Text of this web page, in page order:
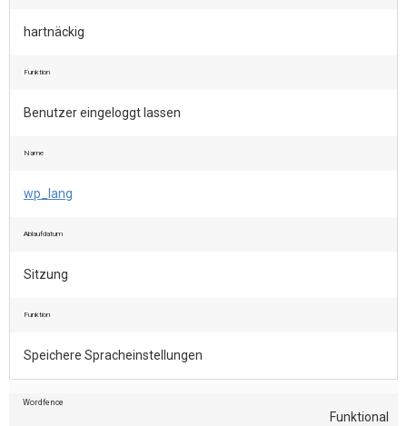
hartnäckig
Funktion
Benutzer eingeloggt lassen
Name
wp_lang
Ablaufdatum
Sitzung
Funktion
Speichere Spracheinstellungen
Wordfence
Funktional